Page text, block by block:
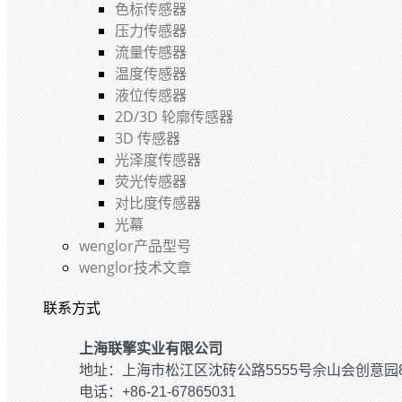
色标传感器
压力传感器
流量传感器
温度传感器
液位传感器
2D/3D 轮廓传感器
3D 传感器
光泽度传感器
荧光传感器
对比度传感器
光幕
wenglor产品型号
wenglor技术文章
联系方式
上海联擎实业有限公司
地址：上海市松江区沈砖公路5555号佘山会创意园
电话：+86-21-67865031